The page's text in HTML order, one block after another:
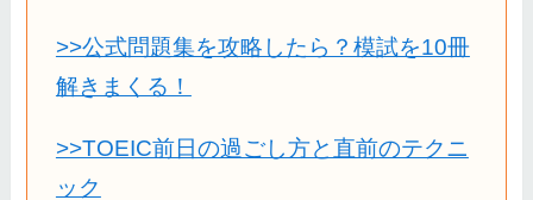
>>公式問題集を攻略したら？模試を10冊
解きまくる！
>>TOEIC前日の過ごし方と直前のテクニ
ック